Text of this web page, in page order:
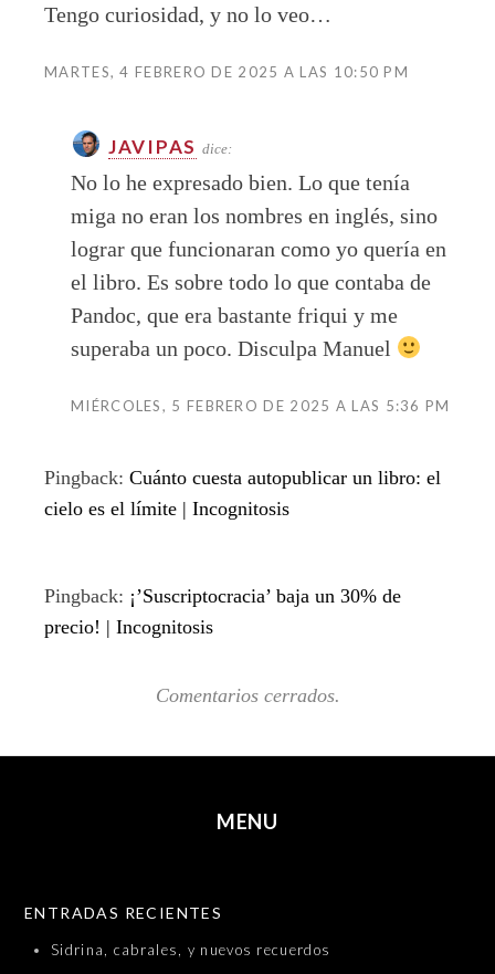
Tengo curiosidad, y no lo veo…
MARTES, 4 FEBRERO DE 2025 A LAS 10:50 PM
JAVIPAS dice:
No lo he expresado bien. Lo que tenía
miga no eran los nombres en inglés, sino
lograr que funcionaran como yo quería en
el libro. Es sobre todo lo que contaba de
Pandoc, que era bastante friqui y me
superaba un poco. Disculpa Manuel
MIÉRCOLES, 5 FEBRERO DE 2025 A LAS 5:36 PM
Pingback: Cuánto cuesta autopublicar un libro: el
cielo es el límite | Incognitosis
Pingback: ¡’Suscriptocracia’ baja un 30% de
precio! | Incognitosis
Comentarios cerrados.
MENU
ENTRADAS RECIENTES
Sidrina, cabrales, y nuevos recuerdos